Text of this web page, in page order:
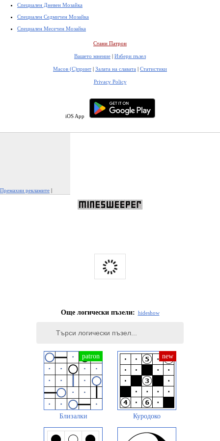
Специален Дневен Мозайка
Специален Седмичен Мозайка
Специален Месечен Мозайка
Стани Патрон
Вашето мнение | Избери пъзел
Масов (С)принт | Залата на славата | Статистики
Privacy Policy
iOS App
Премахни рекламите |
Още логически пъзели: hideshow
Близалки Куродоко